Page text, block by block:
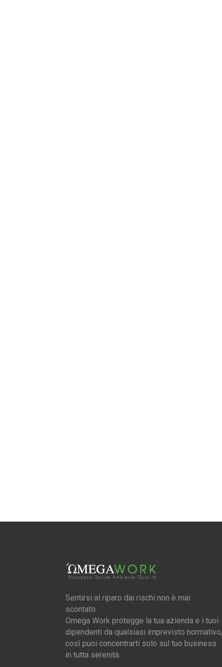
Sentirsi al riparo dai rischi non è mai
scontato.
Omega Work protegge la tua azienda e i tuoi
dipendenti da qualsiasi imprevisto normativo,
così puoi concentrarti solo sul tuo business
in tutta serenità.